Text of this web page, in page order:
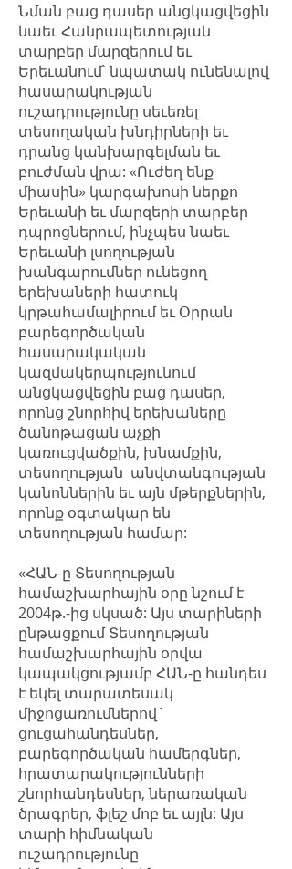
Նման բաց դասեր անցկացվեցին
նաեւ Հանրապետության
տարբեր մարզերում եւ
Երեւանում՝ նպատակ ունենալով
հասարակության
ուշադրությունը սեւեռել
տեսողական խնդիրների եւ
դրանց կանխարգելման եւ
բուժման վրա: «Ուժեղ ենք
միասին» կարգախոսի ներքո
Երեւանի եւ մարզերի տարբեր
դպրոցներում, ինչպես նաեւ
Երեւանի լսողության
խանգարումներ ունեցող
երեխաների հատուկ
կրթահամալիրում եւ Օրրան
բարեգործական
հասարակական
կազմակերպությունում
անցկացվեցին բաց դասեր,
որոնց շնորհիվ երեխաները
ծանոթացան աչքի
կառուցվածքին, խնամքին,
տեսողության անվտանգության
կանոններին եւ այն մթերքներին,
որոնք օգտակար են
տեսողության համար:
«ՀԱՆ-ը Տեսողության
համաշխարհային օրը նշում է
2004թ.-ից սկսած: Այս տարիների
ընթացքում Տեսողության
համաշխարհային օրվա
կապակցությամբ ՀԱՆ-ը հանդես
է եկել տարատեսակ
միջոցառումներով`
ցուցահանդեսներ,
բարեգործական համերգներ,
հրատարակությունների
շնորհանդեսներ, ներառական
ծրագրեր, ֆլեշ մոբ եւ այլն: Այս
տարի հիմնական
ուշադրությունը